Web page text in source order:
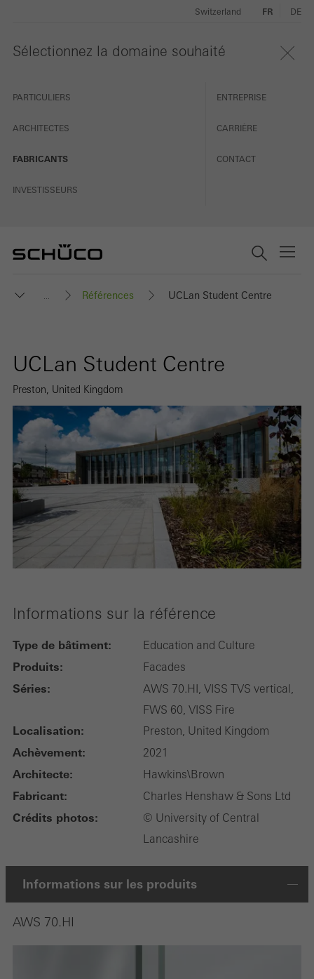
Sélectionnez la domaine souhaité
PARTICULIERS
ARCHITECTES
FABRICANTS
INVESTISSEURS
ENTREPRISE
CARRIÈRE
CONTACT
Switzerland FR DE
... Références UCLan Student Centre
UCLan Student Centre
Preston, United Kingdom
Informations sur la référence
Type de bâtiment: Education and Culture
Produits: Facades
Séries:
AWS 70.HI, VISS TVS vertical,
FWS 60, VISS Fire
Localisation: Preston, United Kingdom
Achèvement: 2021
Architecte: Hawkins\Brown
Fabricant: Charles Henshaw & Sons Ltd
Crédits photos:
© University of Central
Lancashire
Informations sur les produits
AWS 70.HI